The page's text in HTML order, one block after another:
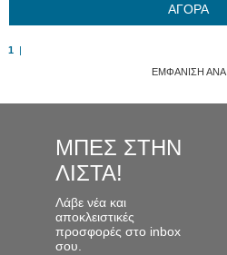
ΑΓΟΡΑ
1|
ΕΜΦΑΝΙΣΗ ΑΝΑ
ΜΠΕΣ ΣΤΗΝ
ΛΙΣΤΑ!
Λάβε νέα και
αποκλειστικές
προσφορές στο inbox
σου.